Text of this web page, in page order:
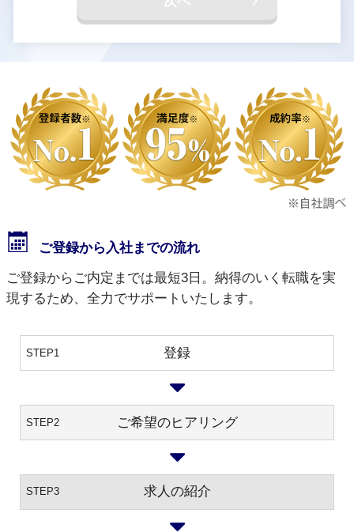
ご登録から入社までの流れ
ご登録からご内定までは最短3日。納得のいく転職を実
現するため、全力でサポートいたします。
STEP1 登録
STEP2 ご希望のヒアリング
STEP3 求人の紹介